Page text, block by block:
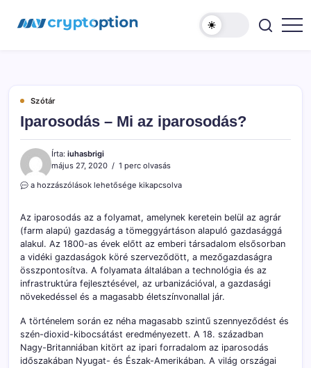
MyCryptOption
Szótár
Iparosodás – Mi az iparosodás?
Írta: iuhasbrigi
május 27, 2020
1 perc olvasás
Iparosodás
az
iparosodás?
bejegyzéshez
a hozzászólások lehetősége kikapcsolva
Az iparosodás az a folyamat, amelynek keretein belül az agrár
(farm alapú) gazdaság a tömeggyártáson alapuló gazdasággá
alakul. Az 1800-as évek előtt az emberi társadalom elsősorban
a vidéki gazdaságok köré szerveződött, a mezőgazdaságra
összpontosítva. A folyamata általában a technológia és az
infrastruktúra fejlesztésével, az urbanizációval, a gazdasági
növekedéssel és a magasabb életszínvonallal jár.
A történelem során ez néha magasabb szintű szennyeződést és
szén-dioxid-kibocsátást eredményezett. A 18. században
Nagy-Britanniában kitört az ipari forradalom az iparosodás
időszakában Nyugat- és Észak-Amerikában. A világ országai